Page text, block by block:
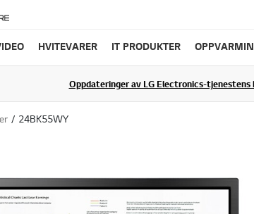
HVITEVARER IT PRODUKTER
Oppdateringer av LG Electronics-
24BK55WY